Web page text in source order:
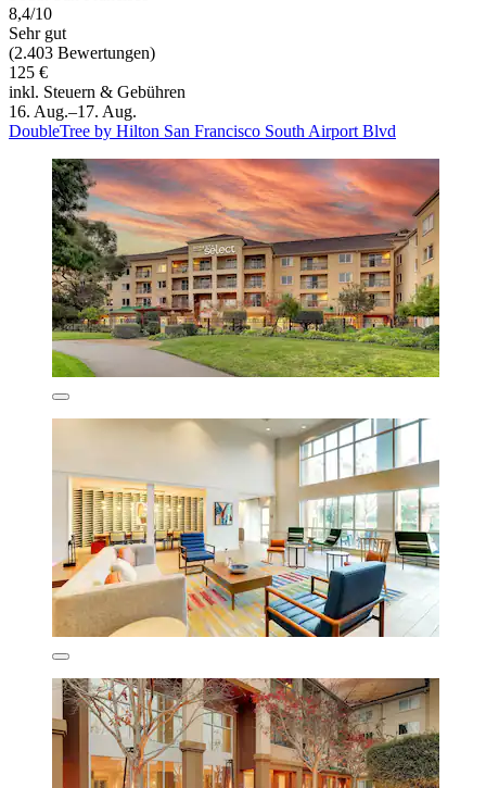
8,4/10
Sehr gut
(2.403 Bewertungen)
125 €
inkl. Steuern & Gebühren
16. Aug.–17. Aug.
DoubleTree by Hilton San Francisco South Airport Blvd